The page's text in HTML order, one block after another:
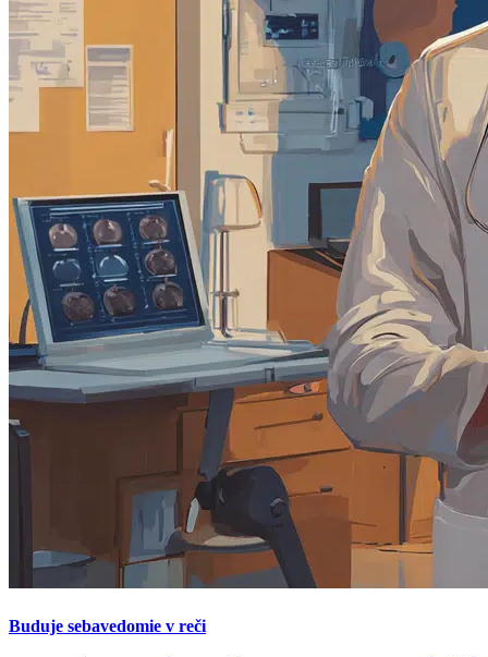
Buduje sebavedomie v reči